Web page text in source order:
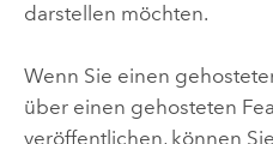
darstellen möchten.
Wenn Sie einen
über einen gehosteten
veröffentlichen, können Sie